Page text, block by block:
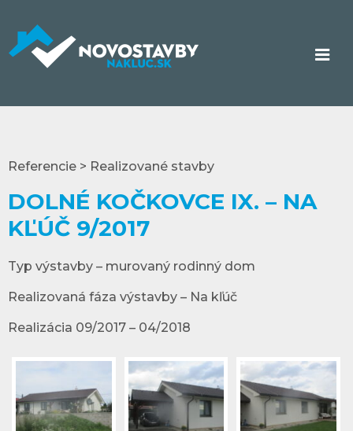
Referencie > Realizované stavby
DOLNÉ KOČKOVCE IX. – NA
KĽÚČ 9/2017
Typ výstavby – murovaný rodinný dom
Realizovaná fáza výstavby – Na kľúč
Realizácia 09/2017 – 04/2018